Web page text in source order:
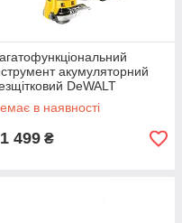
акумуляторний
DeWALT
18V вага 1.1 кг
коливань 15000-
в наявності
499 ₴